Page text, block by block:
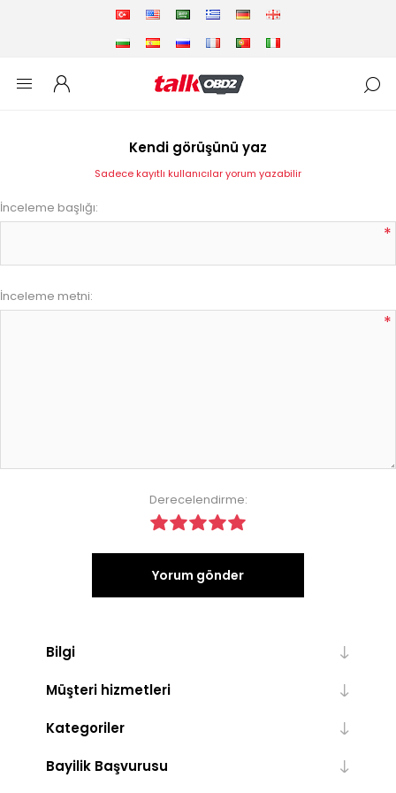
Kendi görüşünü yaz
Sadece kayıtlı kullanıcılar yorum yazabilir
İnceleme başlığı:
*
İnceleme metni:
*
Derecelendirme:
Yorum gönder
Bilgi
Müşteri hizmetleri
Kategoriler
Bayilik Başvurusu